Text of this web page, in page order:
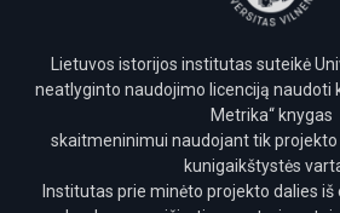
Puslapis 76 (Dokumentų tekstai)
Puslapis 78 (Dokumentų tekstai)
Puslapis 79 (Dokumentų tekstai)
Puslapis 80 (Dokumentų tekstai)
Puslapis 81 (Dokumentų tekstai)
Lietuvos istorijos institutas suteikė
neatlyginto naudojimo licenciją naudoti
Metrika“ knygas
skaitmeninimui naudojant tik projekto
kunigaikštystės
Institutas prie minėto projekto dalies iš